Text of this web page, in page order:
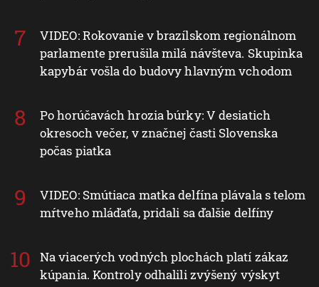
VIDEO: Rokovanie v brazílskom regionálnom
parlamente prerušila milá návšteva. Skupinka
kapybár vošla do budovy hlavným vchodom
Po horúčavách hrozia búrky: V desiatich
okresoch večer, v značnej časti Slovenska
počas piatka
VIDEO: Smútiaca matka delfína plávala s telom
mŕtveho mláďaťa, pridali sa ďalšie delfíny
Na viacerých vodných plochách platí zákaz
kúpania. Kontroly odhalili zvýšený výskyt